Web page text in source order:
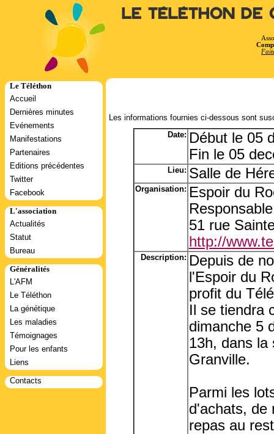
Le Téléthon de
Le Téléthon
Accueil
Dernières minutes
Evénements
Manifestations
Partenaires
Editions précédentes
Twitter
Facebook
L'association
Actualités
Statut
Bureau
Généralités
L'AFM
Le Téléthon
La génétique
Les maladies
Témoignages
Pour les enfants
Liens
Contacts
Les informations fournies ci-dessous sont
Date: Début le 05
Fin le 05
Lieu: Salle de
Organisation: Espoir du
51 rue
http://
Description: Depuis de
l'Espoir du
profit du
Il se tiendra
dimanche 5
13h, dans la
Granville.
Parmi les
d'achats, de
repas au